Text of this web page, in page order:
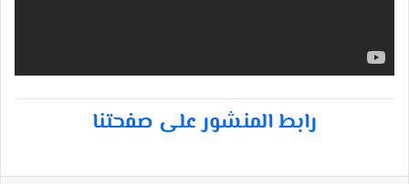
رابط المنشور على صفحتنا